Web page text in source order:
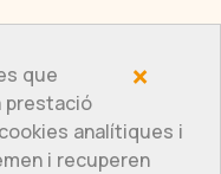
×
que
prestació
analítiques i
i recuperen